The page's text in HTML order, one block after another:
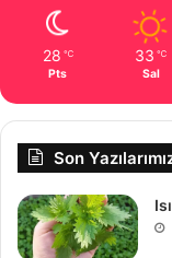
28 ℃
Pts
33 ℃
Sal
Son